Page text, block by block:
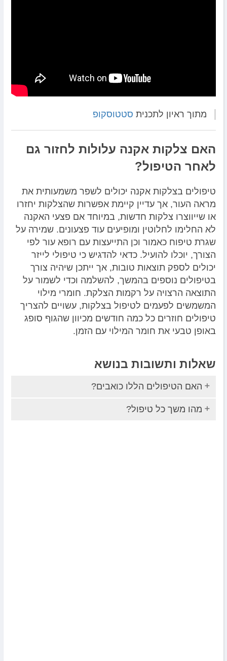
מתוך ראיון לתכנית סטטוסקופ
האם צלקות אקנה עלולות לחזור גם
לאחר הטיפול?
טיפולים בצלקות אקנה יכולים לשפר משמעותית את
מראה העור, אך עדיין קיימת אפשרות שהצלקות יחזרו
או שייווצרו צלקות חדשות, במיוחד אם פצעי האקנה
לא החלימו לחלוטין ומופיעים עוד פצעונים. שמירה על
שגרת טיפוח כאמור וכן התייעצות עם רופא עור לפי
הצורך, יוכלו להועיל. כדאי להדגיש כי טיפולי לייזר
יכולים לספק תוצאות טובות, אך ייתכן שיהיה צורך
בטיפולים נוספים בהמשך, להשלמה וכדי לשמור על
התוצאה הרצויה על רקמות הצלקת. חומרי מילוי
המשמשים לפעמים לטיפול בצלקות, עשויים להצריך
טיפולים חוזרים כל כמה חודשים מכיוון שהגוף סופג
באופן טבעי את חומר המילוי עם הזמן.
שאלות ותשובות בנושא
האם הטיפולים הללו כואבים?
מהו משך כל טיפול?